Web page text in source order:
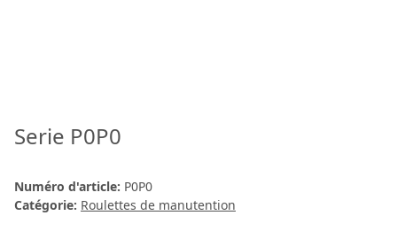
Serie P0P0
Numéro d'article: P0P0
Catégorie: Roulettes de manutention